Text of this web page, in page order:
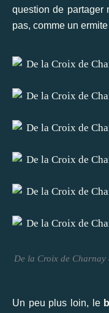
question de partager
pas, comme un
De la Croix de
Un peu plus loin, le